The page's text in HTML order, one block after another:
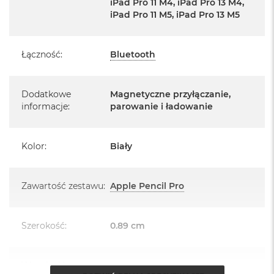
M
o
o
i
c
B
iPad Pro 11 M4, iPad Pro 13 M4,
iPad Pro 11 M5, iPad Pro 13 M5
Łączność: Bluetooth
Dodatkowe
informacje:
Magnetyczne przyłączanie,
parowanie i ładowanie
Kolor: Biały
Zawartość zestawu: Apple Pencil Pro
Szerokość: 0.89 cm
Wysokość: 16.6 cm